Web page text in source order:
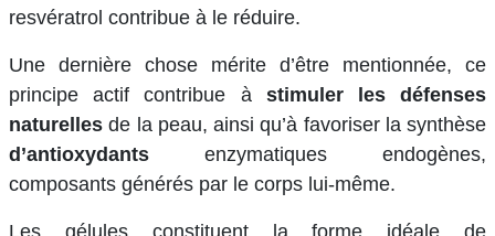
resvératrol contribue à le réduire.
Une dernière chose mérite d’être mentionnée, ce
principe actif contribue à stimuler les défenses
naturellesde la peau, ainsi qu’à favoriser la synthèse
d’antioxydants enzymatiques endogènes,
composants générés par le corps lui-même.
Les gélules constituent la forme idéale de